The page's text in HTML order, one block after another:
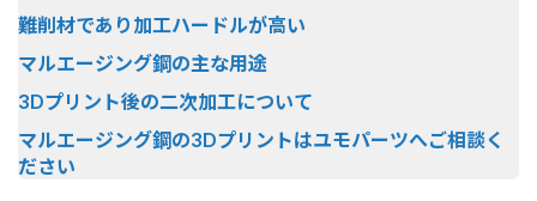
難削材であり加工ハードルが高い
マルエージング鋼の主な用途
3Dプリント後の二次加工について
マルエージング鋼の3Dプリントはユモパーツへご相談く
ださい